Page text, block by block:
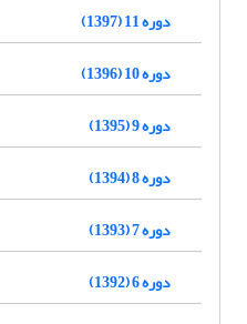
دوره 11 (1397)
دوره 10 (1396)
دوره 9 (1395)
دوره 8 (1394)
دوره 7 (1393)
دوره 6 (1392)